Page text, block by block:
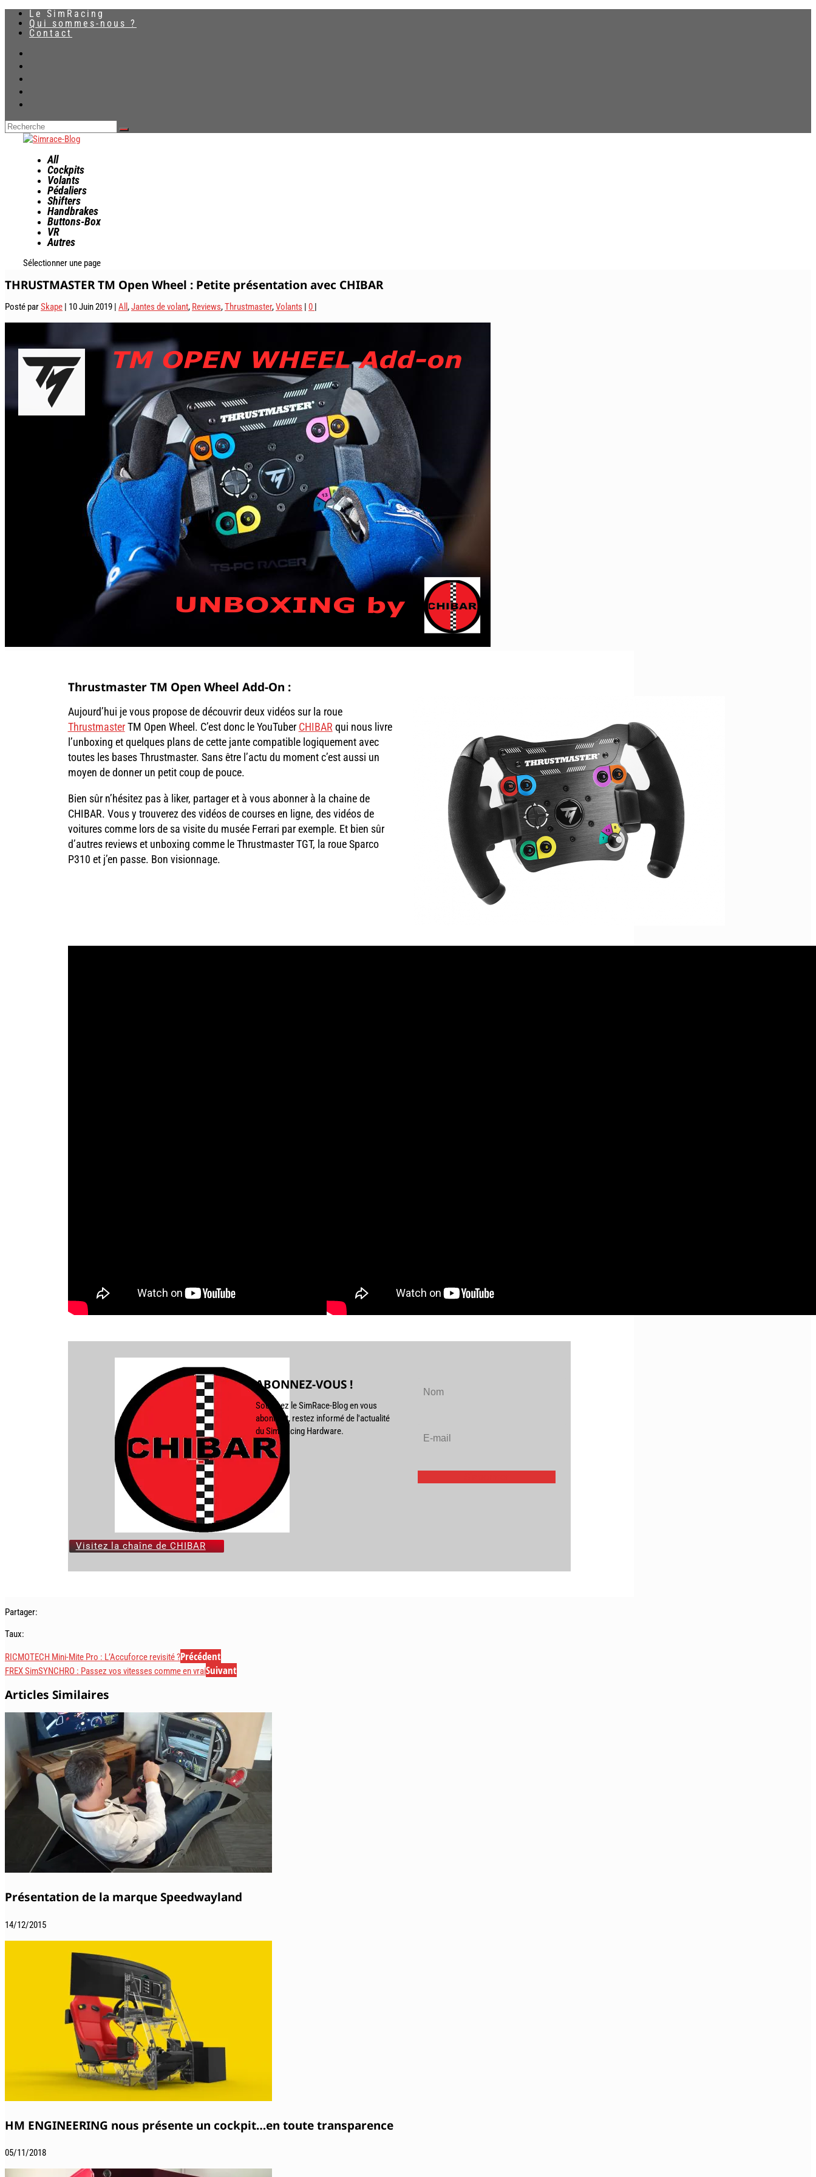
Le SimRacing
Qui sommes-nous ?
Contact
All
Cockpits
Volants
Pédaliers
Shifters
Handbrakes
Buttons-Box
VR
Autres
Sélectionner une page
THRUSTMASTER TM Open Wheel : Petite présentation avec CHIBAR
Posté parSkape | 10 Juin 2019 | All ,Jantes de volant, Reviews,Thrustmaster,Volants | 0 |
Thrustmaster TM Open Wheel Add-On :
Aujourd’hui je vous propose de découvrir deux vidéos sur la roue
ThrustmasterTM Open Wheel. C’est donc le YouTuber CHIBAR qui nous livre
l’unboxing et quelques plans de cette jante compatible logiquement avec
toutes les bases Thrustmaster. Sans être l’actu du moment c’est aussi un
moyen de donner un petit coup de pouce.
Bien sûr n’hésitez pas à liker, partager et à vous abonner à la chaine de
CHIBAR. Vous y trouverez des vidéos de courses en ligne, des vidéos de
voitures comme lors de sa visite du musée Ferrari par exemple. Et bien sûr
d’autres reviews et unboxing comme le Thrustmaster TGT, la roue Sparco
P310 et j’en passe. Bon visionnage.
Visitez la chaîne de CHIBAR
ABONNEZ-VOUS !
Soutenez le SimRace-Blog en vous
abonnant, restez informé de l'actualité
du Sim Racing Hardware.
Partager:
Taux:
RICMOTECH Mini-Mite Pro : L’Accuforce revisité ?Précédent
FREX SimSYNCHRO : Passez vos vitesses comme en vraiSuivant
Articles Similaires
Présentation de la marque Speedwayland
14/12/2015
HM ENGINEERING nous présente un cockpit…en toute transparence
05/11/2018